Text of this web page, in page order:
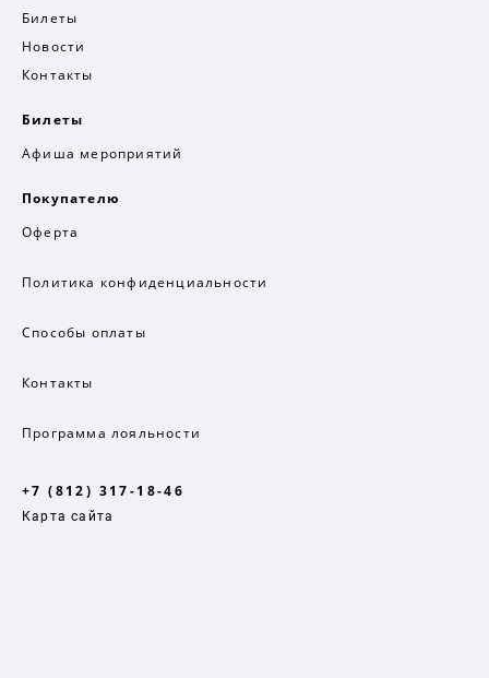
Билеты
Новости
Контакты
Билеты
Афиша мероприятий
Покупателю
Оферта
Политика конфиденциальности
Способы оплаты
Контакты
Программа лояльности
+7 (812) 317-18-46
Карта сайта